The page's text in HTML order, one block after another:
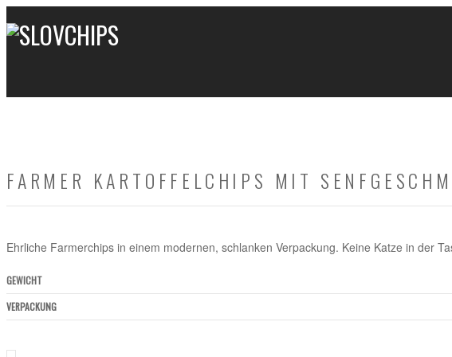
FARMER KARTOFFELCHIPS MIT
Ehrliche Farmerchips in einem modernen, schlanken Verpackung. Keine Katze in der
GEWICHT
VERPACKUNG